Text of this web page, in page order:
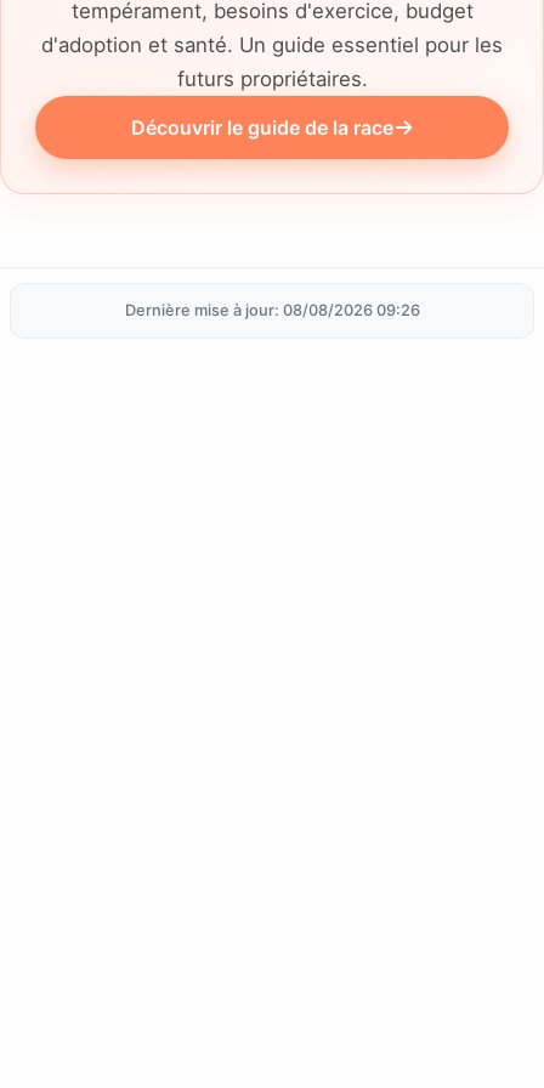
tempérament, besoins d'exercice, budget
d'adoption et santé. Un guide essentiel pour les
futurs propriétaires.
Découvrir le guide de la race
Dernière mise à jour: 08/08/2026 09:26